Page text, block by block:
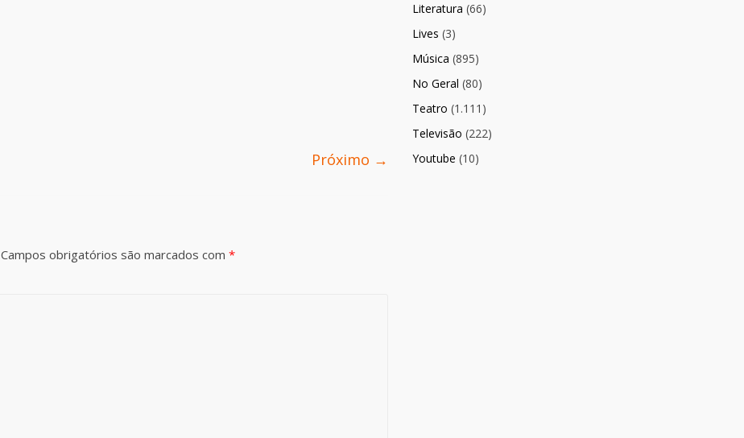
Próximo →
Campos obrigatórios são marcados com *
Literatura (66)
Lives (3)
Música (895)
No Geral (80)
Teatro (1.111)
Televisão (222)
Youtube (10)